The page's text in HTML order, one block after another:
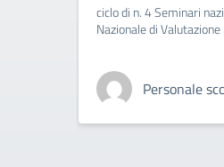
ciclo di n. 4 Seminari
Nazionale di
Personale